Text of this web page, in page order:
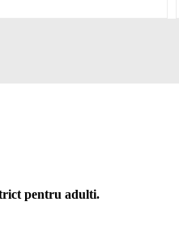
pentru adulti.